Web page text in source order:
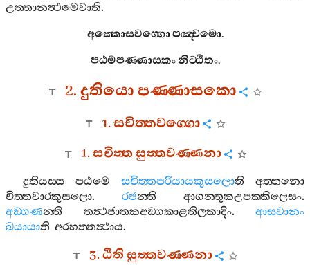
උත‍්තානත්‍ථමෙවාති.
අක‍්කොසවග‍්ගොපඤ‍්චමො.
පඨමපණ‍්ණාසකංනිට‍්ඨිතං.
2.දුතියොපණ‍්ණාසකො
1.සචිත‍්තවග‍්ගො
1.සචිත‍්තසුත‍්තවණ‍්ණනා
දුතියස‍්ස පඨමෙ සචිත‍්තපරියායකුසලොති
අත‍්තනො
චිත‍්තවාරකුසලො. රජන‍්ති ආගන‍්තුකඋපක‍්කිලෙසං.
අඞ‍්ගණන‍්ති තත්‍ථජාතකඅඞ‍්ගකාළතිලකාදිං. ආසවානං
ඛයායාති අරහත‍්තත්‍ථාය.
3.ඨිතිසුත‍්තවණ‍්ණනා